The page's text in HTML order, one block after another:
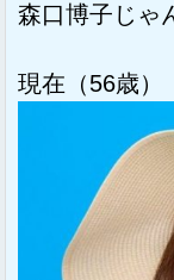
森口博子じゃ
現在（56歳）